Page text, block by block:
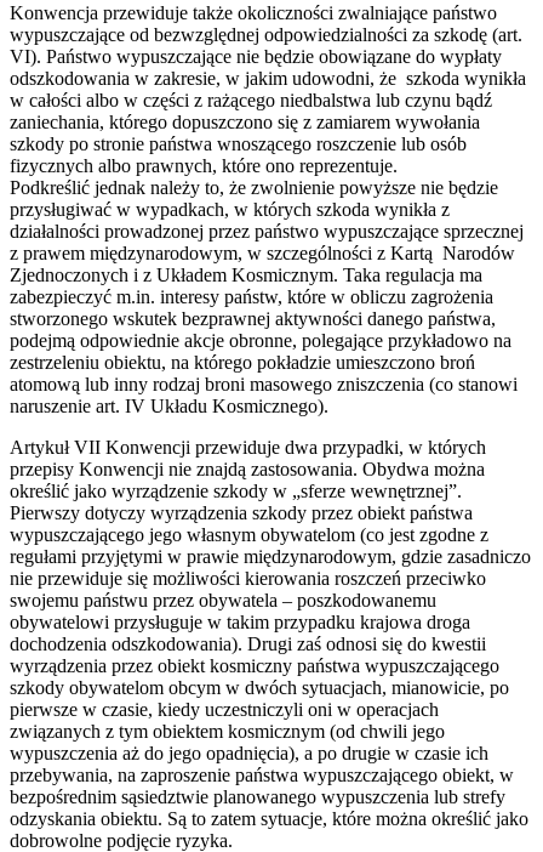
Konwencja przewiduje także okoliczności zwalniające państwo
wypuszczające od bezwzględnej odpowiedzialności za szkodę (art.
VI). Państwo wypuszczające nie będzie obowiązane do wypłaty
odszkodowania w zakresie, w jakim udowodni, że szkoda wynikła
w całości albo w części z rażącego niedbalstwa lub czynu bądź
zaniechania, którego dopuszczono się z zamiarem wywołania
szkody po stronie państwa wnoszącego roszczenie lub osób
fizycznych albo prawnych, które ono reprezentuje.
Podkreślić jednak należy to, że zwolnienie powyższe nie będzie
przysługiwać w wypadkach, w których szkoda wynikła z
działalności prowadzonej przez państwo wypuszczające sprzecznej
z prawem międzynarodowym, w szczególności z Kartą Narodów
Zjednoczonych i z Układem Kosmicznym. Taka regulacja ma
zabezpieczyć m.in. interesy państw, które w obliczu zagrożenia
stworzonego wskutek bezprawnej aktywności danego państwa,
podejmą odpowiednie akcje obronne, polegające przykładowo na
zestrzeleniu obiektu, na którego pokładzie umieszczono broń
atomową lub inny rodzaj broni masowego zniszczenia (co stanowi
naruszenie art. IV Układu Kosmicznego).
Artykuł VII Konwencji przewiduje dwa przypadki, w których
przepisy Konwencji nie znajdą zastosowania. Obydwa można
określić jako wyrządzenie szkody w „sferze wewnętrznej”.
Pierwszy dotyczy wyrządzenia szkody przez obiekt państwa
wypuszczającego jego własnym obywatelom (co jest zgodne z
regułami przyjętymi w prawie międzynarodowym, gdzie zasadniczo
nie przewiduje się możliwości kierowania roszczeń przeciwko
swojemu państwu przez obywatela – poszkodowanemu
obywatelowi przysługuje w takim przypadku krajowa droga
dochodzenia odszkodowania). Drugi zaś odnosi się do kwestii
wyrządzenia przez obiekt kosmiczny państwa wypuszczającego
szkody obywatelom obcym w dwóch sytuacjach, mianowicie, po
pierwsze w czasie, kiedy uczestniczyli oni w operacjach
związanych z tym obiektem kosmicznym (od chwili jego
wypuszczenia aż do jego opadnięcia), a po drugie w czasie ich
przebywania, na zaproszenie państwa wypuszczającego obiekt, w
bezpośrednim sąsiedztwie planowanego wypuszczenia lub strefy
odzyskania obiektu. Są to zatem sytuacje, które można określić jako
dobrowolne podjęcie ryzyka.